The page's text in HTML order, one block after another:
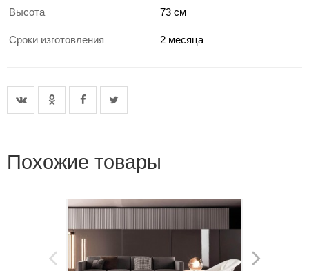
Высота 73 см
Сроки изготовления 2 месяца
Похожие товары